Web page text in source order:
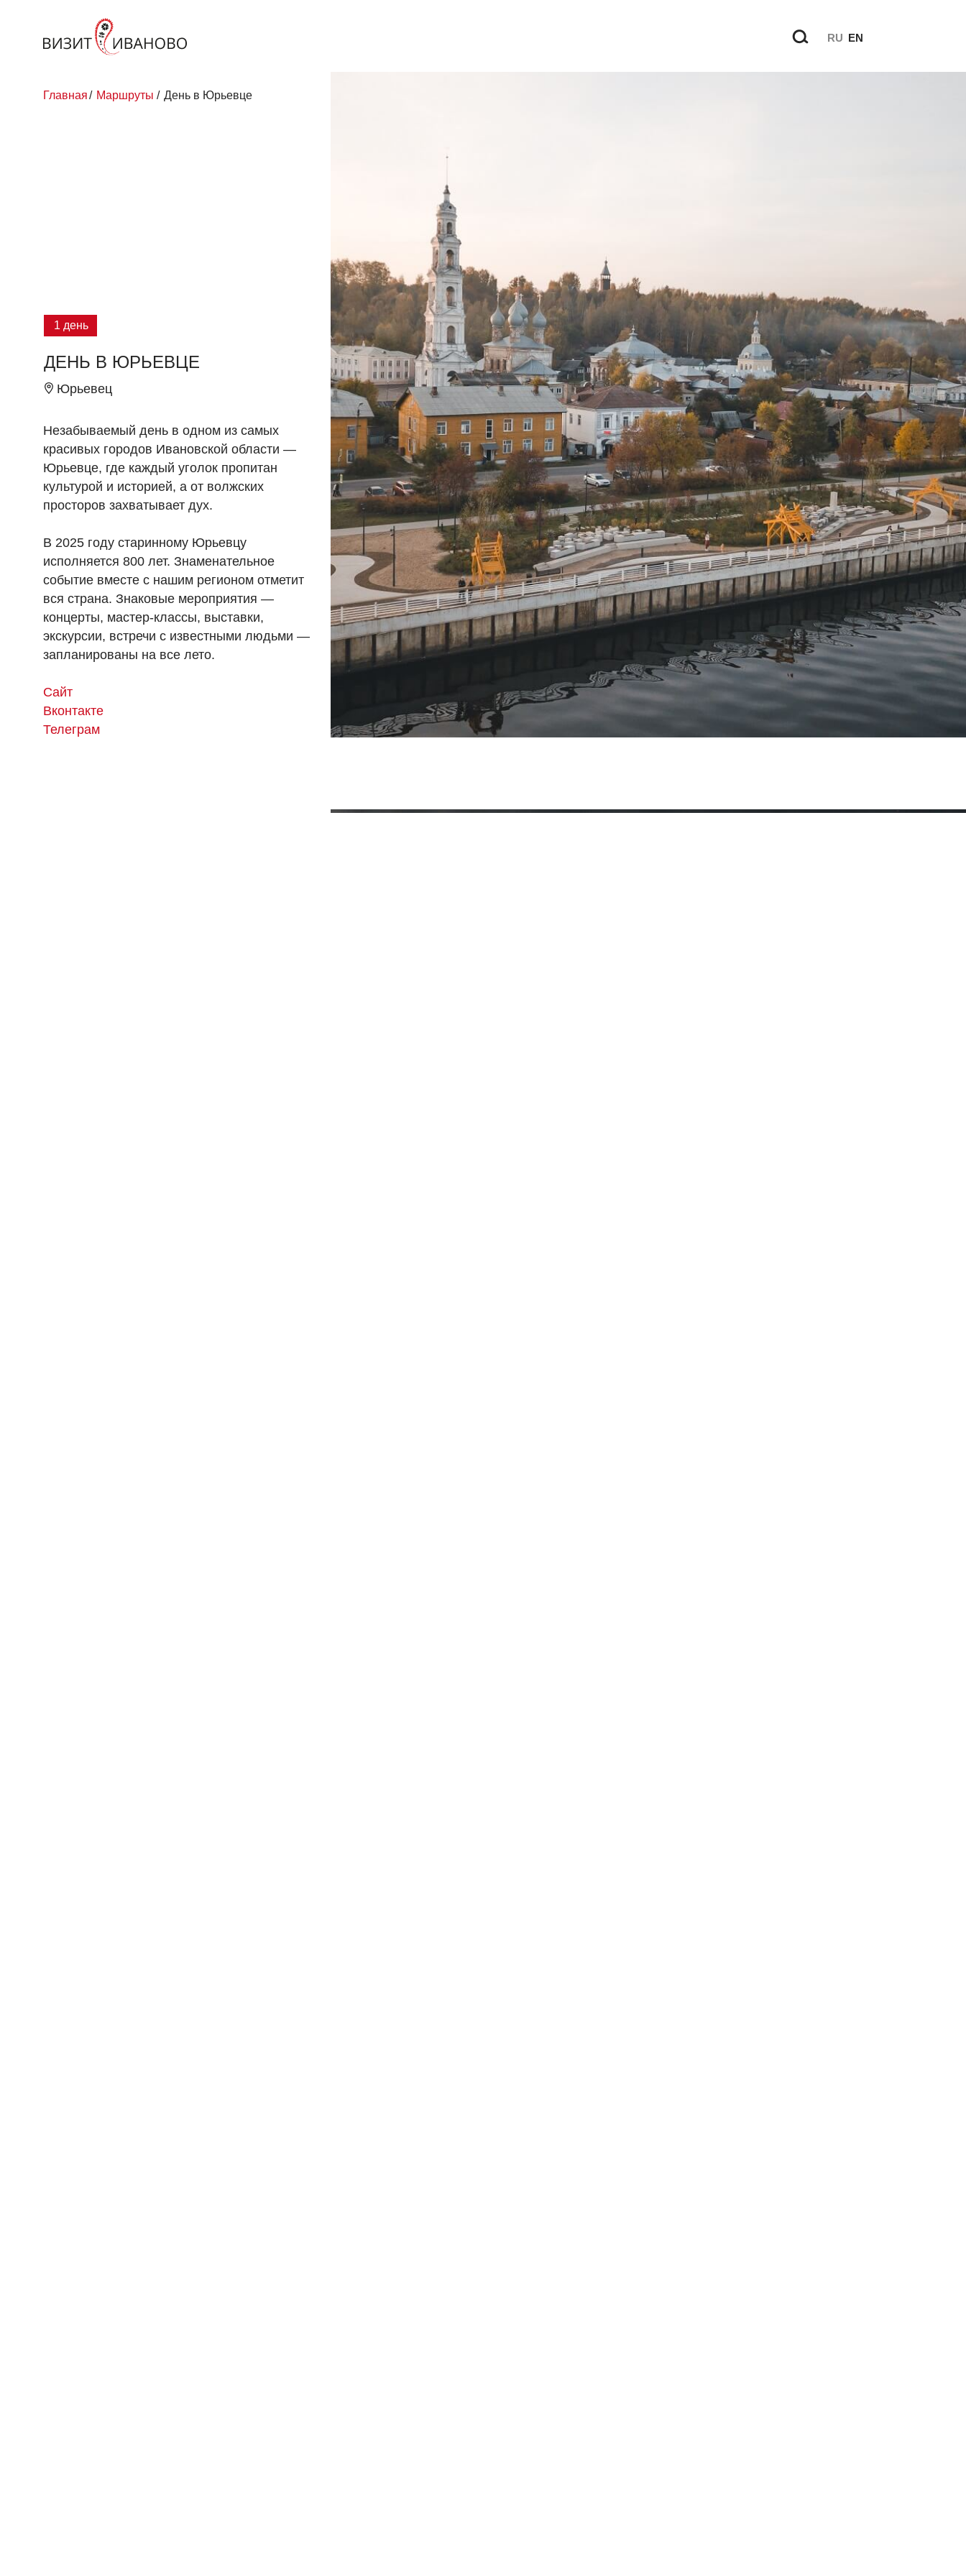
EN
RU
Незабываемый день в одном из самых
красивых городов Ивановской области —
Юрьевце, где каждый уголок пропитан
культурой и историей, а от волжских
просторов захватывает дух.
В 2025 году старинному Юрьевцу
исполняется 800 лет. Знаменательное
событие вместе с нашим регионом отметит
вся страна. Знаковые мероприятия —
концерты, мастер-классы, выставки,
экскурсии, встречи с известными людьми —
запланированы на все лето.
Сайт
Вконтакте
Телеграм
Юрьевец
ДЕНЬ В ЮРЬЕВЦЕ
1 день
Главная/ Маршруты / День в Юрьевце